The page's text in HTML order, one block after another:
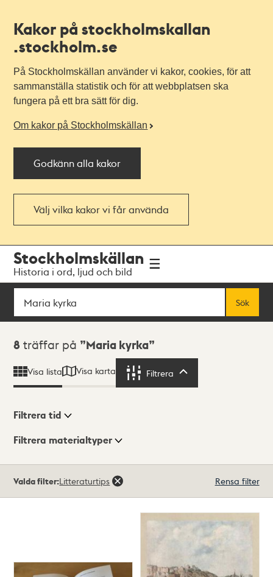
Kakor på stockholmskallan
.stockholm.se
På Stockholmskällan använder vi kakor, cookies, för att
sammanställa statistik och för att webbplatsen ska
fungera på ett bra sätt för dig.
Om kakor på Stockholmskällan
Godkänn alla kakor
Välj vilka kakor vi får använda
navigationen
huvudinnehållet
Stockholmskällan
Historia i ord, ljud och bild
Sök
Sök
Sökresultat
8 träffar på Maria kyrka
Visa lista Visa karta Filtrera
Visningsläge
Filtrera tid
Filtrera materialtyper
träffar
Valda filter:Litteraturtips Rensa filter